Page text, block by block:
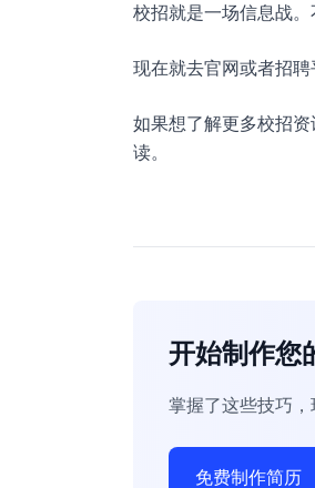
校招就是一场信息战
现在就去官网或者招聘
如果想了解更多校招
读。
开始制作您
掌握了这些技巧，
免费制作简历